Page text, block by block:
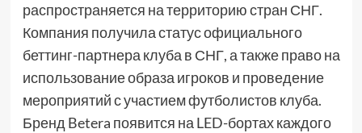
распространяется на территорию стран СНГ.
Компания получила статус официального
беттинг-партнера клуба в СНГ, а также право на
использование образа игроков и проведение
мероприятий с участием футболистов клуба.
Бренд Betera появится на LED-бортах каждого